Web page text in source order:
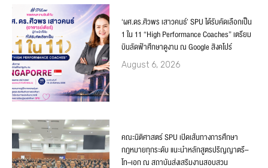
‘ผศ.ดร.ศิวพร เสาวคนธ์’ SPU ได้รับคัดเลือกเป็น
1 ใน 11 “High Performance Coaches” เตรียม
บินลัดฟ้าศึกษาดูงาน ณ Google สิงคโปร์
August 6, 2026
คณะนิติศาสตร์ SPU เปิดเส้นทางการศึกษา
กฎหมายทุกระดับ แนะนำหลักสูตรปริญญาตรี–
โท–เอก ณ สถาบันส่งเสริมงานสอบสวน